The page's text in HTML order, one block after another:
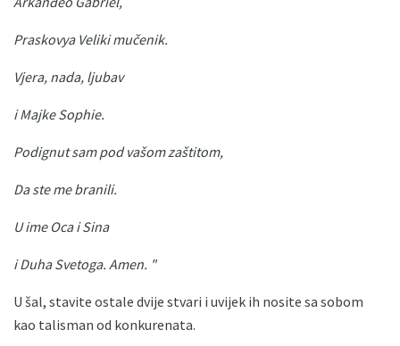
Praskovya Veliki mučenik.
Vjera, nada, ljubav
i Majke Sophie.
Podignut sam pod vašom zaštitom,
Da ste me branili.
U ime Oca i Sina
i Duha Svetoga. Amen. "
U šal, stavite ostale dvije stvari i uvijek ih nosite sa sobom
kao talisman od konkurenata.